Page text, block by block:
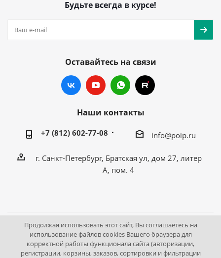
Будьте всегда в курсе!
Оставайтесь на связи
Наши контакты
+7 (812) 602-77-08 info@poip.ru
г. Санкт-Петербург, Братская ул, дом 27, литер
А, пом. 4
2009 - 2026 © Промышленное оборудование Интернет
портал.
Продолжая использовать этот сайт, Вы соглашаетесь на
использование файлов cookies Вашего браузера для
корректной работы функционала сайта (авторизации,
регистрации, корзины, заказов, сортировки и фильтрации